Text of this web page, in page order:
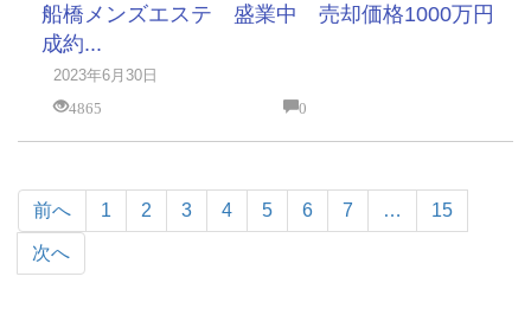
船橋メンズエステ 盛業中 売却価格1000万円
成約...
2023年6月30日
4865
0
前へ 1 2 3 4 5 6 7 … 15
次へ